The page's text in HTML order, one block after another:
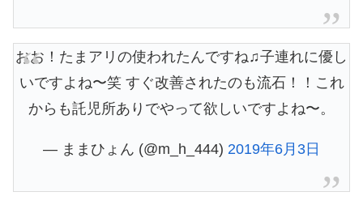
おお！たまアリの使われたんですね♫子連れに優し
いですよね〜笑 すぐ改善されたのも流石！！これ
からも託児所ありでやって欲しいですよね〜。
— ままひょん (@m_h_444) 2019年6月3日